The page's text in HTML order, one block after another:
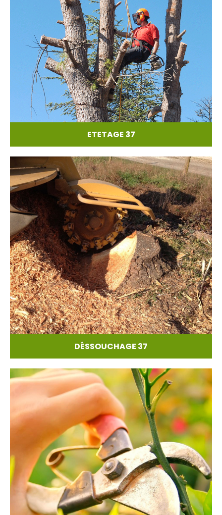
ETETAGE 37
DÉSSOUCHAGE 37